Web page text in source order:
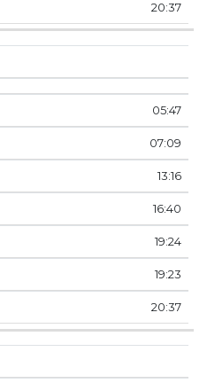
20:37
05:47
07:09
13:16
16:40
19:24
19:23
20:37